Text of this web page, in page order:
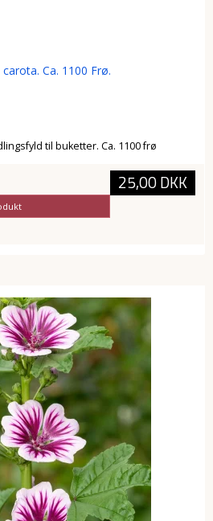
Ca. 1100 Frø.
til buketter. Ca. 1100 frø
25,00 DKK